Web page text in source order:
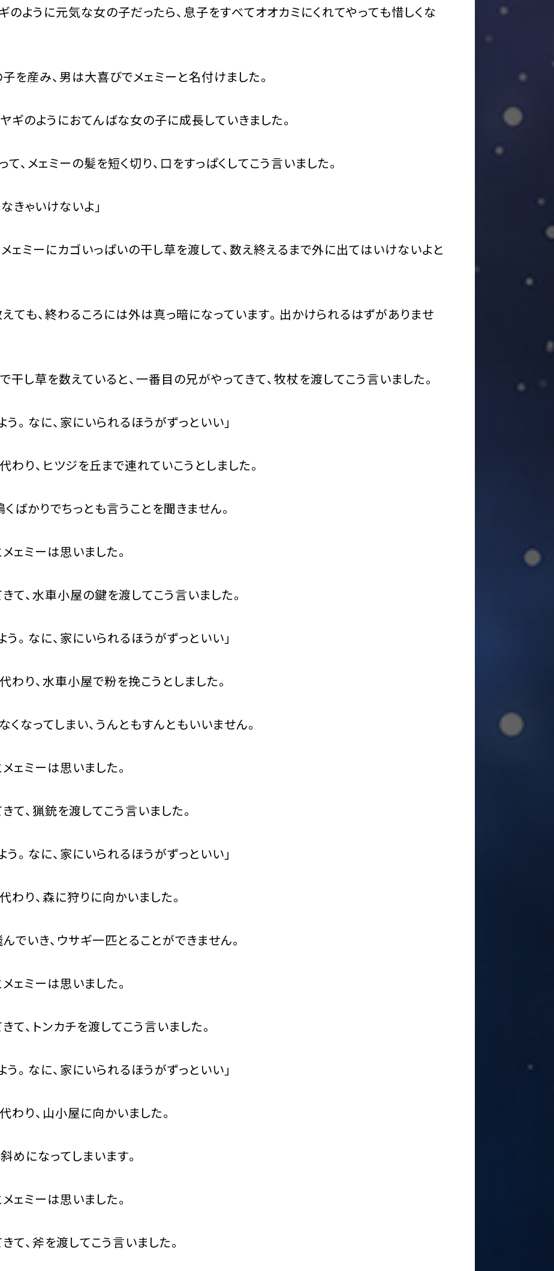
のように元気な女の子だったら、息子をすべてオオカミにくれてやっても惜しくな
を産み、男は大喜びでメェミーと名付けました。
ギのようにおてんばな女の子に成長していきました。
、メェミーの髪を短く切り、口をすっぱくしてこう言いました。
きゃいけないよ」
ェミーにカゴいっぱいの干し草を渡して、数え終えるまで外に出てはいけないよと
ても、終わるころには外は真っ暗になっています。出かけられるはずがありませ
し草を数えていると、一番目の兄がやってきて、牧杖を渡してこう言いました。
。なに、家にいられるほうがずっといい」
り、ヒツジを丘まで連れていこうとしました。
ばかりでちっとも言うことを聞きません。
ェミーは思いました。
、水車小屋の鍵を渡してこう言いました。
。なに、家にいられるほうがずっといい」
り、水車小屋で粉を挽こうとしました。
なってしまい、うんともすんともいいません。
ェミーは思いました。
、猟銃を渡してこう言いました。
。なに、家にいられるほうがずっといい」
り、森に狩りに向かいました。
いき、ウサギ一匹とることができません。
ェミーは思いました。
、トンカチを渡してこう言いました。
。なに、家にいられるほうがずっといい」
り、山小屋に向かいました。
になってしまいます。
ェミーは思いました。
、斧を渡してこう言いました。